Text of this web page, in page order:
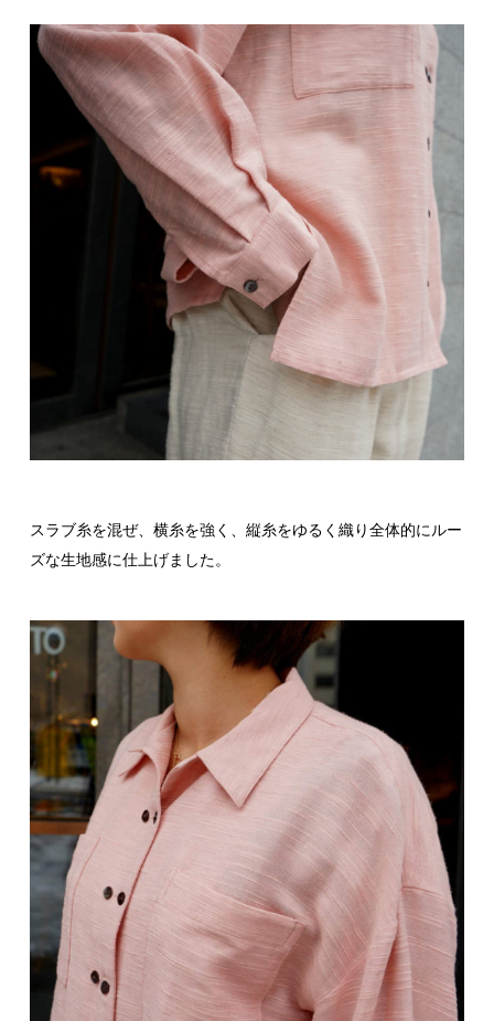
スラブ糸を混ぜ、横糸を強く、縦糸をゆるく織り全体的にルー
ズな生地感に仕上げました。